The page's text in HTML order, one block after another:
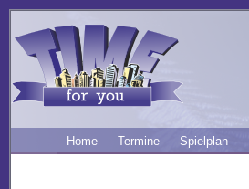
Home Termine Spielplan